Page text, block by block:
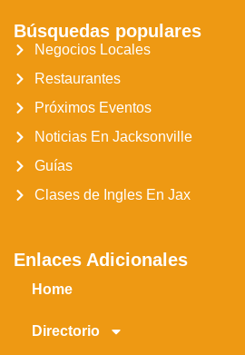
Búsquedas populares
Negocios Locales
Restaurantes
Próximos Eventos
Noticias En Jacksonville
Guías
Clases de Ingles En Jax
Enlaces Adicionales
Home
Directorio